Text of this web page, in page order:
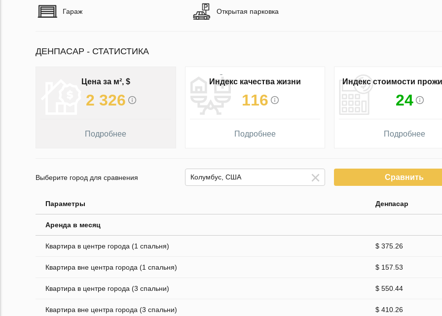
Гараж Открытая парковка
ДЕНПАСАР - СТАТИСТИКА
Цена за м², $
2 326
Подробнее
Индекс качества жизни
116
Подробнее
Индекс стоимости
24
Подробнее
Выберите город для сравнения Сравнить
Параметры Денпасар
Аренда в месяц
Квартира в центре города (1 спальня) $ 375.26
Квартира вне центра города (1 спальня) $ 157.53
Квартира в центре города (3 спальни) $ 550.44
Квартира вне центра города (3 спальни) $ 410.26